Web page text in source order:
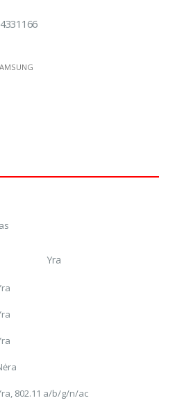
802.11 a/b/g/n/ac